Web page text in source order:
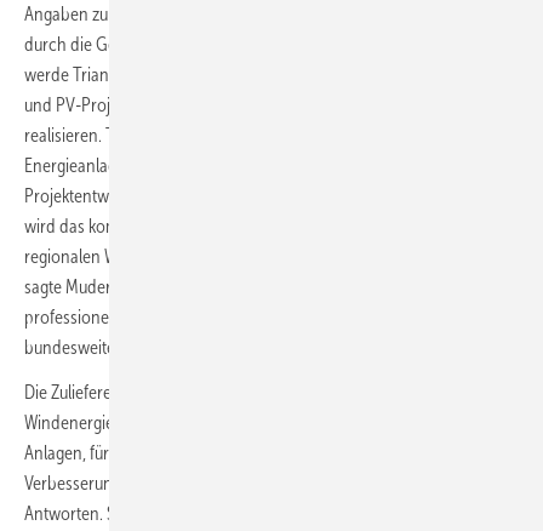
Angaben zu unserer Umfrage das neue Jahr zur Umsetzung endlich
durch die Genehmigungsbehörden freigegebener Projekte nutzen. So
werde Trianel 2022 rund 25 Millionen Euro in Entwicklung von Wind-
und PV-Projekte investieren und gereifte Wind- und PV-Projekte
realisieren. Trianel werde zusammen mit Stadtwerken in diese
Energieanlagenparks auch investieren, betonte der Bereichsleiter
Projektentwicklung Onshore bei Trianel, Herbert Muders. Zugleich
wird das kommunale Gemeinschaftsunternehmen weiter „aktiv an
regionalen Wasserstoff- und Sektorenkopplungsprojekten arbeiten“,
sagte Muders. Als Besonderheit will es außerdem einen „Aufbau
professioneller Strukturen“ einleiten, die Bürgerbeteiligungen an den
bundesweiten Trianel-Projekten besser organisieren lassen.
Die Zulieferer von Leistungselektronik und Steuerungstechnologie für
Windenergieanlagen planen für die vielseitige Einsetzbarkeit der
Anlagen, für zunehmend schwierigere Standorte und für die
Verbesserung der Netzeigenschaften der Turbinen ihre eigenen
Antworten. So kündigt der Windsparten-Chef bei